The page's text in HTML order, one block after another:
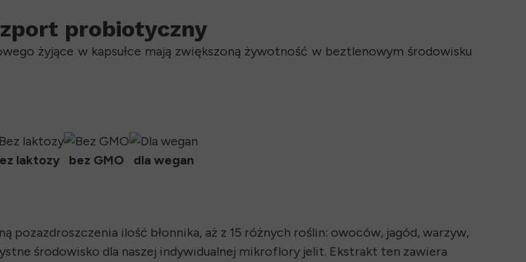
probiotyczny
żyjące w kapsułce mają zwiększoną żywotność w beztlenowym środowisku
laktozy bez GMO dla wegan
pozazdroszczenia ilość błonnika, aż z 15 różnych roślin: owoców, jagód, warzyw,
środowisko dla naszej indywidualnej mikroflory jelit. Ekstrakt ten zawiera